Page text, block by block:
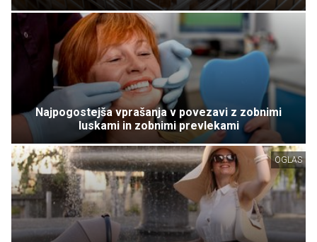
Najpogostejša vprašanja v povezavi z zobnimi
luskami in zobnimi prevlekami
OGLAS